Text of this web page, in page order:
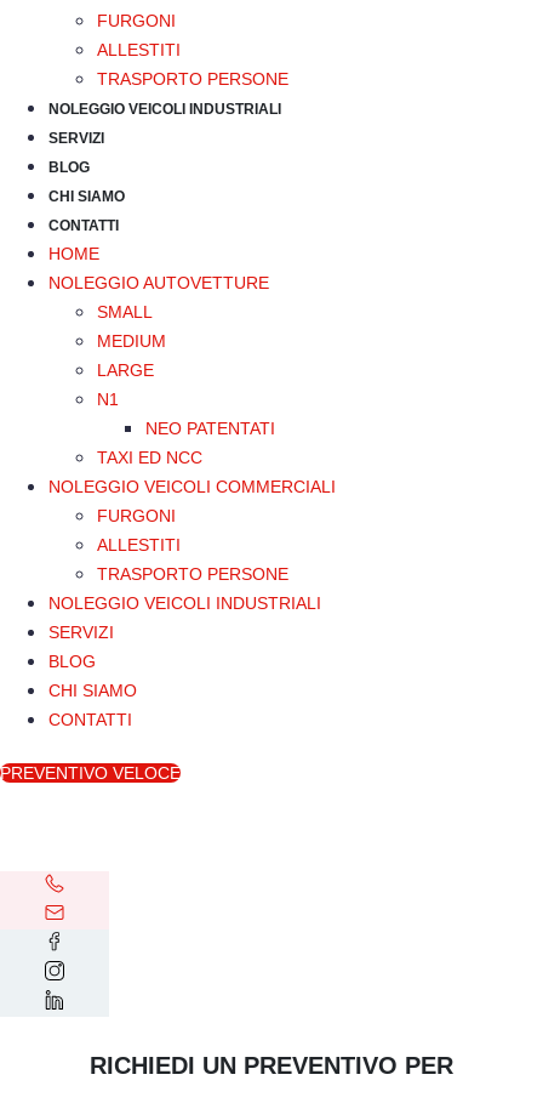
FURGONI
ALLESTITI
TRASPORTO PERSONE
NOLEGGIO VEICOLI INDUSTRIALI
SERVIZI
BLOG
CHI SIAMO
CONTATTI
HOME
NOLEGGIO AUTOVETTURE
SMALL
MEDIUM
LARGE
N1
NEO PATENTATI
TAXI ED NCC
NOLEGGIO VEICOLI COMMERCIALI
FURGONI
ALLESTITI
TRASPORTO PERSONE
NOLEGGIO VEICOLI INDUSTRIALI
SERVIZI
BLOG
CHI SIAMO
CONTATTI
PREVENTIVO VELOCE
RICHIEDI UN PREVENTIVO PER